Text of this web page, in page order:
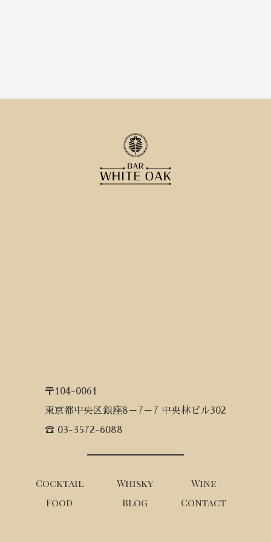
〒104-0061
東京都中央区銀座8－7－7 中央林ビル302
☎ 03-3572-6088
Cocktail Whisky
Wine
Food
Blog Contact